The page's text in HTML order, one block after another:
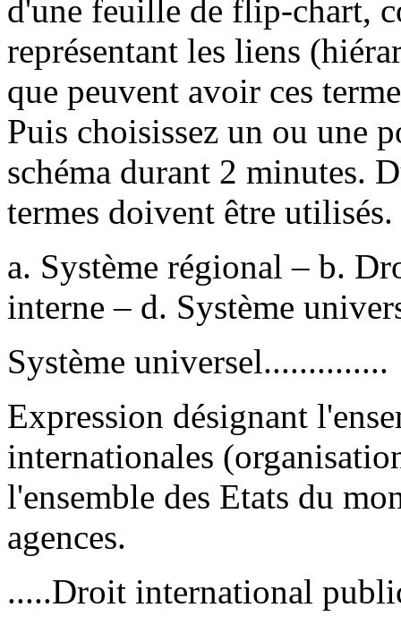
d'une feuille de flip-chart,
représentant les liens
que peuvent avoir ces
Puis choisissez un ou une
schéma durant 2 minutes.
termes doivent être utilisés.
a. Système régional – b.
interne – d. Système
Système universel..............
Expression désignant
internationales
l'ensemble des Etats du
agences.
.....Droit international